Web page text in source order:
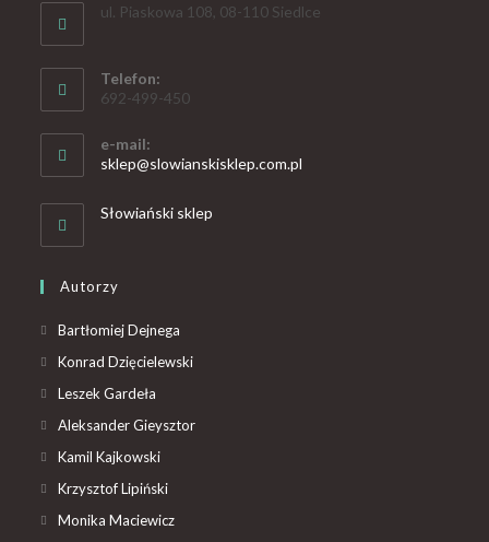
ul. Piaskowa 108, 08-110 Siedlce
Telefon:
692-499-450
e-mail:
sklep@slowianskisklep.com.pl
Słowiański sklep
Autorzy
Bartłomiej Dejnega
Konrad Dzięcielewski
Leszek Gardeła
Aleksander Gieysztor
Kamil Kajkowski
Krzysztof Lipiński
Monika Maciewicz